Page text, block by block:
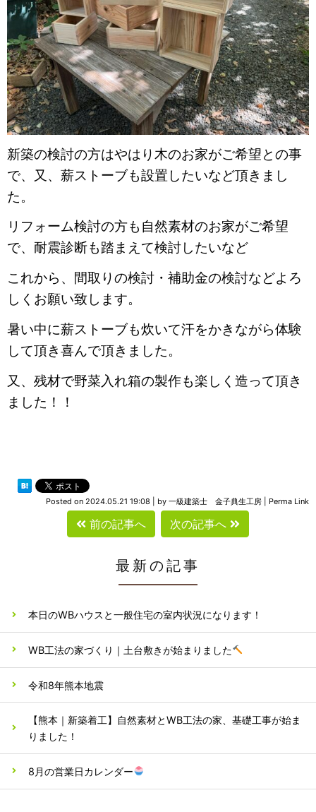
新築の検討の方はやはり木のお家がご希望との事
で、又、薪ストーブも設置したいなど頂きまし
た。
リフォーム検討の方も自然素材のお家がご希望
で、耐震診断も踏まえて検討したいなど
これから、間取りの検討・補助金の検討などよろ
しくお願い致します。
暑い中に薪ストーブも炊いて汗をかきながら体験
して頂き喜んで頂きました。
又、残材で野菜入れ箱の製作も楽しく造って頂き
ました！！
Posted on 2024.05.21 19:08 by 一級建築士 金子典生工房 Perma Link
前の記事へ 次の記事へ
最新の記事
本日のWBハウスと一般住宅の室内状況になります！
WB工法の家づくり｜土台敷きが始まりました
令和8年熊本地震
【熊本｜新築着工】自然素材とWB工法の家、基礎工事が始ま
りました！
8月の営業日カレンダー